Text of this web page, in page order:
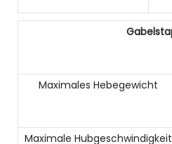
Maximales Hebegewicht
Maximale Hubgeschwindigkeit